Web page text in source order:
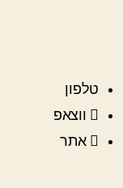
טלפון
ווצאפ
אתר